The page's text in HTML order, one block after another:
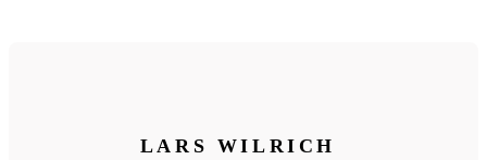
LARS WILRICH